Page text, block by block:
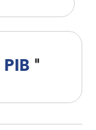
PIB "